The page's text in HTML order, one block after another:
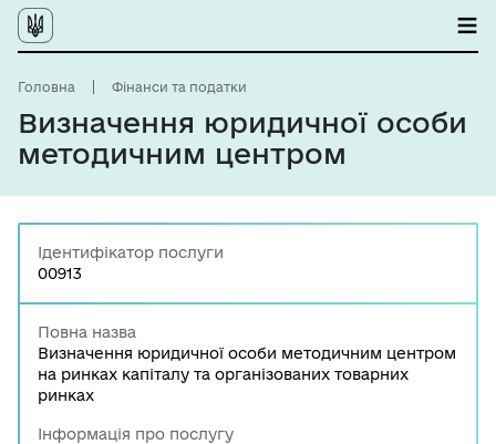
Головна Фінанси та податки
Визначення юридичної особи
методичним центром
Ідентифікатор послуги
00913
Повна назва
Визначення юридичної особи методичним центром
на ринках капіталу та організованих товарних
ринках
Інформація про послугу